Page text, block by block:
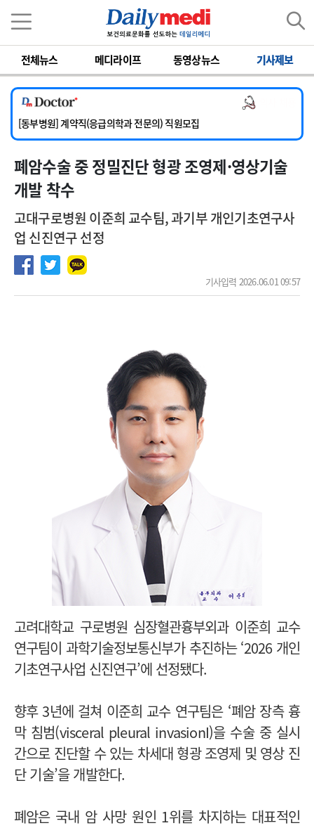
전체뉴스 메디라이프 동영상뉴스 기사제보
[서울아산병원] 2026년 하반기 인턴 모집
[영남대학교의료원] 마취통증의학과 임기제 임상의사 채용
[충남대학교병원] 소아청소년과(소아응급전담) 계약직 의사 공개채용
[동부병원] 계약직(응급의학과 전문의) 직원모집
[이대목동병원] 하반기 전공의(레지던트1년차) 모집
[서울아산병원] 2026년 하반기 인턴 모집
[영남대학교의료원] 마취통증의학과 임기제 임상의사 채용
폐암수술 중 정밀진단 형광 조영제·영상기술
개발 착수
고대구로병원 이준희 교수팀, 과기부 개인기초연구사
업 신진연구 선정
기사입력 2026.06.01 09:57
고려대학교 구로병원 심장혈관흉부외과 이준희 교수
연구팀이 과학기술정보통신부가 추진하는 ‘2026 개인
기초연구사업 신진연구’에 선정됐다.
향후 3년에 걸쳐 이준희 교수 연구팀은 ‘폐암 장측 흉
막 침범(visceral pleural invasionI)을 수술 중 실시
간으로 진단할 수 있는 차세대 형광 조영제 및 영상 진
단 기술’을 개발한다.
폐암은 국내 암 사망 원인 1위를 차지하는 대표적인